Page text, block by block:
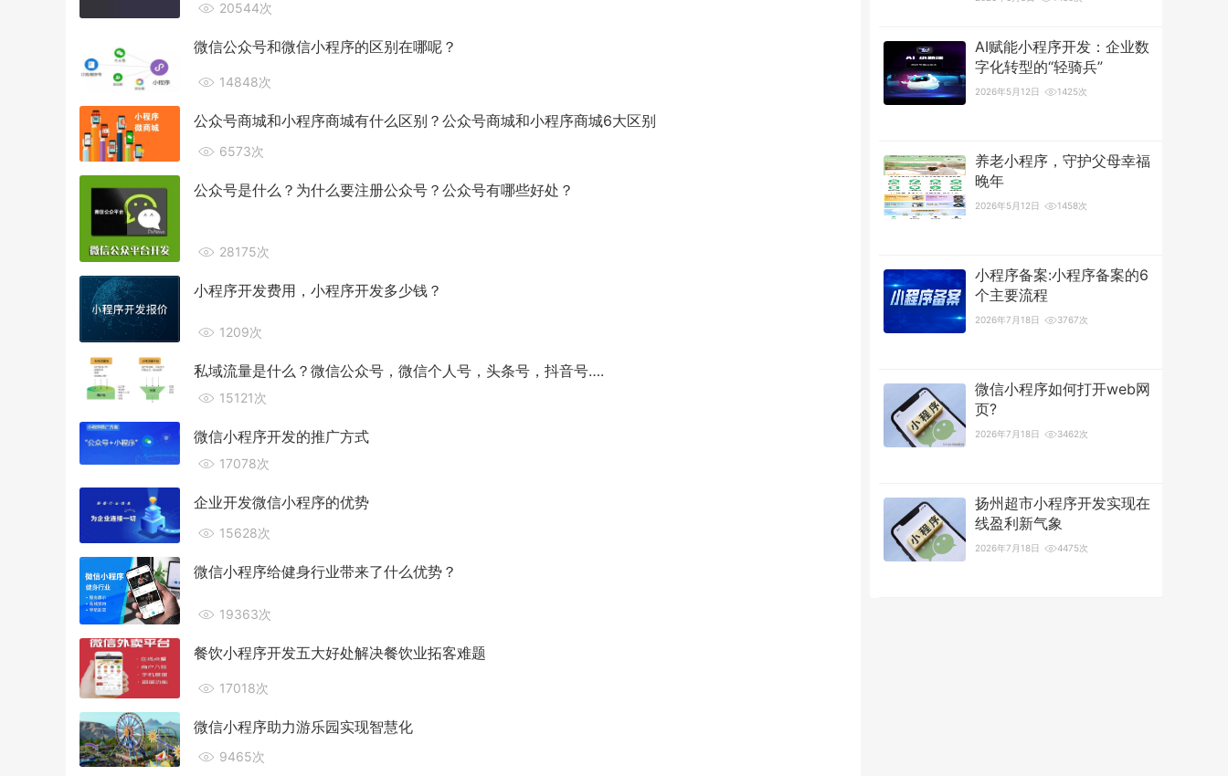
20544次
微信公众号和微信小程序的区别在哪呢？
14848次
公众号商城和小程序商城有什么区别？公众号商城和小程序商城6大区别
6573次
公众号是什么？为什么要注册公众号？公众号有哪些好处？
28175次
小程序开发费用，小程序开发多少钱？
1209次
私域流量是什么？微信公众号，微信个人号，头条号，抖音号….
15121次
微信小程序开发的推广方式
17078次
企业开发微信小程序的优势
15628次
微信小程序给健身行业带来了什么优势？
19363次
餐饮小程序开发五大好处解决餐饮业拓客难题
17018次
微信小程序助力游乐园实现智慧化
9465次
AI赋能小程序开发：企业数
字化转型的“轻骑兵”
2026年5月12日 1425次
养老小程序，守护父母幸福
晚年
2026年5月12日 1458次
小程序备案:小程序备案的6
个主要流程
2026年7月18日 3767次
微信小程序如何打开web网
页?
2026年7月18日 3462次
扬州超市小程序开发实现在
线盈利新气象
2026年7月18日 4475次